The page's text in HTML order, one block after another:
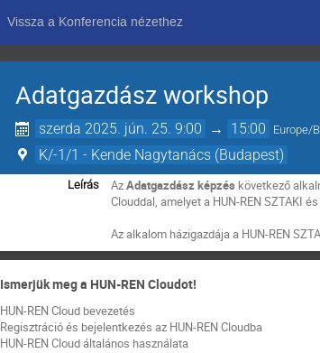
Vissza a Konferencia nézethez
Adatgazdász workshop
szerda 2025. jún. 25. 9:00 → 15:00 Europe/
K/-1/1 - Kende Nagytanács (Budapest)
Leírás AzAdatgazdász képzés következő
Clouddal, amelyet a HUN-REN SZTAKI
Az alkalom házigazdája a HUN-REN
Ismerjük meg a HUN-REN Cloudot!
HUN-REN Cloud bevezetés
Regisztráció és bejelentkezés az HUN-REN Cloudba
HUN-REN Cloud általános használata